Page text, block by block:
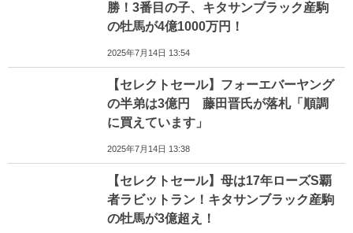
勝！3番目の子、キタサンブラック産駒
の牡馬が4億1000万円！
2025年7月14日 13:54
【セレクトセール】フォーエバーヤング
の半弟は3億円 藤田晋氏が落札「順調
に買えています」
2025年7月14日 13:38
【セレクトセール】母は17年ローズS覇
者ラビットラン！キタサンブラック産駒
の牡馬が3億超え！